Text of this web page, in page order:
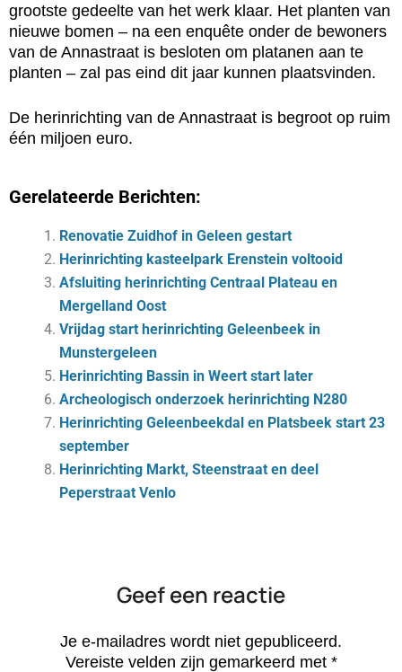
grootste gedeelte van het werk klaar. Het planten van
nieuwe bomen – na een enquête onder de bewoners
van de Annastraat is besloten om platanen aan te
planten – zal pas eind dit jaar kunnen plaatsvinden.
De herinrichting van de Annastraat is begroot op ruim
één miljoen euro.
Gerelateerde Berichten:
Renovatie Zuidhof in Geleen gestart
Herinrichting kasteelpark Erenstein voltooid
Afsluiting herinrichting Centraal Plateau en
Mergelland Oost
Vrijdag start herinrichting Geleenbeek in
Munstergeleen
Herinrichting Bassin in Weert start later
Archeologisch onderzoek herinrichting N280
Herinrichting Geleenbeekdal en Platsbeek start 23
september
Herinrichting Markt, Steenstraat en deel
Peperstraat Venlo
Geef een reactie
Je e-mailadres wordt niet gepubliceerd.
Vereiste velden zijn gemarkeerd met *